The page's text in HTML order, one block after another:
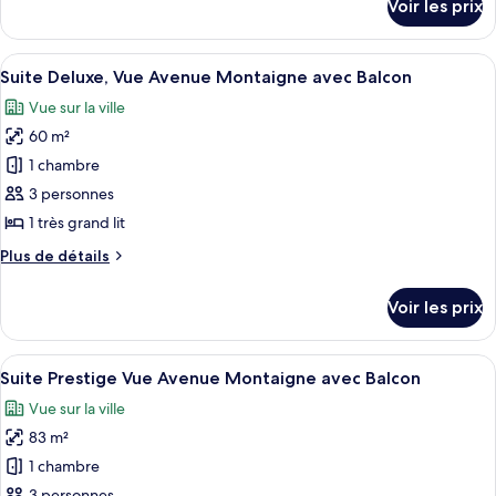
le
type
de
Appartement
Voir les prix
Afficher
toutes
les
photos
pour
ce
type
chambre :
Vue
Avenue
Montaigne
avec
Balcon
Un salon moderne avec un canapé
6
Suite Deluxe, Vue Avenue Montaigne avec Balcon
Vue sur la ville
60 m²
1 chambre
3 personnes
1 très grand lit
Plus de détails
Plus
le
type
de
Suite
Deluxe,
Vue
Avenue
Voir les prix
Afficher
toutes
les
photos
pour
Un salon luxueux aux couleurs blanc
5
Suite Prestige Vue Avenue Montaigne avec Balcon
Vue sur la ville
83 m²
1 chambre